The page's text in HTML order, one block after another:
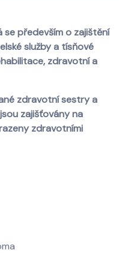
se především o zajištění
služby a tísňové
zdravotní a
zdravotní sestry a
zajišťovány na
zdravotními